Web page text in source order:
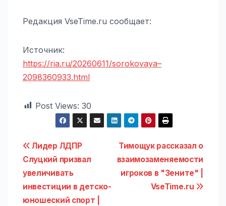
Редакция VseTime.ru сообщает:
Источник:
https://ria.ru/20260611/sorokovaya–
2098360933.html
Post Views: 30
Навигация
по
записям
Тимощук рассказал о
взаимозаменяемости
игроков в "Зените" |
VseTime.ru
Лидер ЛДПР
Слуцкий призвал
увеличивать
инвестиции в детско-
юношеский спорт |